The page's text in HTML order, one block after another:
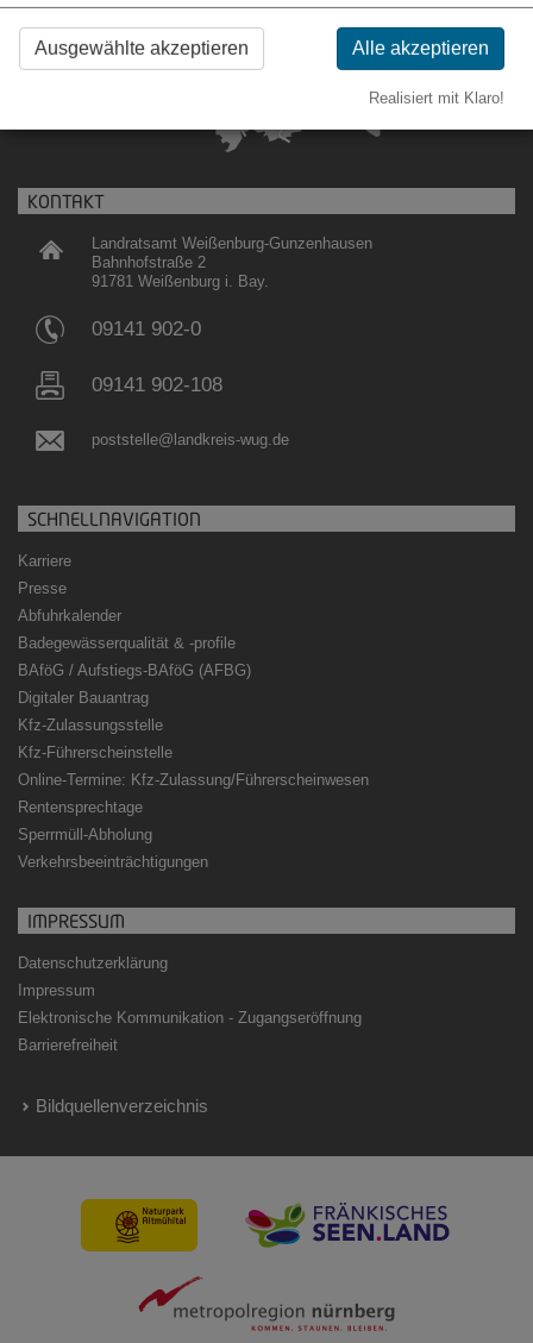
KONTAKT
Landratsamt Weißenburg-Gunzenhausen
Bahnhofstraße 2
91781 Weißenburg i. Bay.
09141 902-0
09141 902-108
poststelle@landkreis-wug.de
SCHNELLNAVIGATION
Karriere
Presse
Abfuhrkalender
Badegewässerqualität & -profile
BAföG / Aufstiegs-BAföG (AFBG)
Digitaler Bauantrag
Kfz-Zulassungsstelle
Kfz-Führerscheinstelle
Online-Termine: Kfz-Zulassung/Führerscheinwesen
Rentensprechtage
Sperrmüll-Abholung
Verkehrsbeeinträchtigungen
IMPRESSUM
Datenschutzerklärung
Impressum
Elektronische Kommunikation - Zugangseröffnung
Barrierefreiheit
Bildquellenverzeichnis
Ausgewählte akzeptieren Alle akzeptieren
Realisiert mit Klaro!